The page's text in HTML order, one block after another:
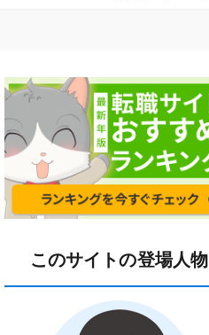
このサイトの登場人物